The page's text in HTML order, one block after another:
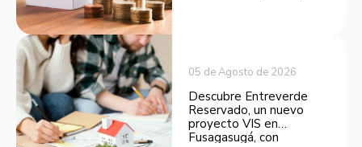
05 de Agosto de 2026
Descubre Entreverde
Reservado, un nuevo
proyecto VIS en
Fusagasugá, con